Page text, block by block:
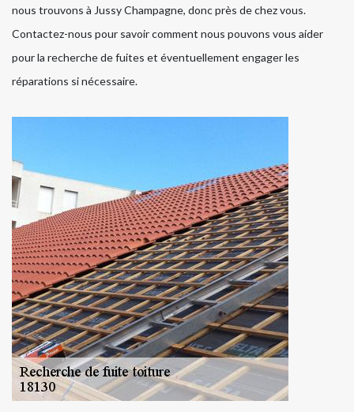
nous trouvons à Jussy Champagne, donc près de chez vous.
Contactez-nous pour savoir comment nous pouvons vous aider
pour la recherche de fuites et éventuellement engager les
réparations si nécessaire.